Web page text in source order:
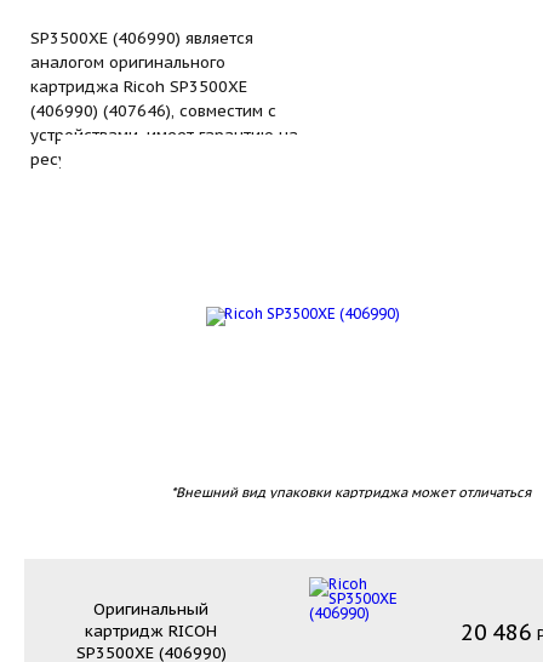
*Внешний вид упаковки картриджа может отличаться
SP3500XE (406990) является
аналогом оригинального
картриджа Ricoh SP3500XE
(406990) (407646), совместим с
устройствами, имеет гарантию на
ресурс печати.
Оригинальный
картридж RICOH
SP3500XE (406990)
20 486